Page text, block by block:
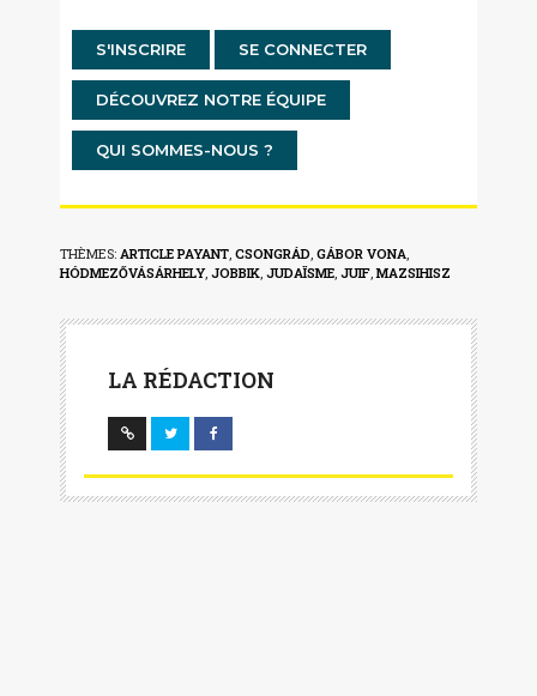
S'INSCRIRE SE CONNECTER
DÉCOUVREZ NOTRE ÉQUIPE
QUI SOMMES-NOUS ?
THÈMES: ARTICLE PAYANT CSONGRÁD GÁBOR VONA
HÓDMEZŐVÁSÁRHELY, JOBBIK JUDAÏSME JUIF ,MAZSIHISZ
LA RÉDACTION